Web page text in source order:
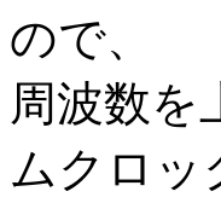
ので、
周波数を
ムクロッ